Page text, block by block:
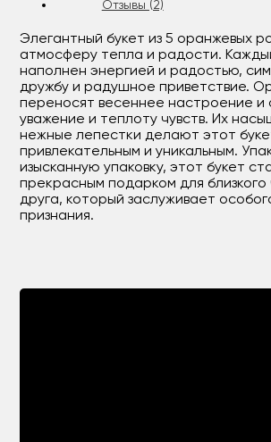
Отзывы (2)
Элегантный букет из 5 оранжевых
атмосферу тепла и радости.
наполнен энергией и радостью,
дружбу и радушное приветствие.
переносят весеннее настроение и
уважение и теплоту чувств. Их
нежные лепестки делают этот
привлекательным и уникальным.
изысканную упаковку, этот букет
прекрасным подарком для близкого
друга, который заслуживает
признания.